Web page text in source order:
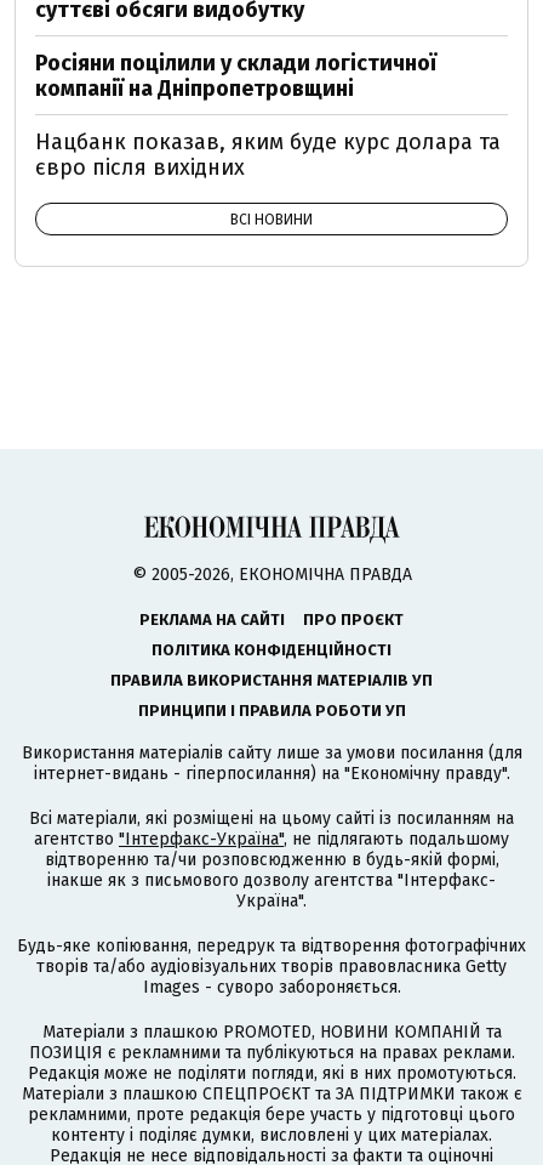
суттєві обсяги видобутку
Росіяни поцілили у склади логістичної
компанії на Дніпропетровщині
Нацбанк показав, яким буде курс долара та
євро після вихідних
ВСІ НОВИНИ
© 2005-2026, ЕКОНОМІЧНА ПРАВДА
РЕКЛАМА НА САЙТІ
ПРО ПРОЄКТ
ПОЛІТИКА КОНФІДЕНЦІЙНОСТІ
ПРАВИЛА ВИКОРИСТАННЯ МАТЕРІАЛІВ УП
ПРИНЦИПИ І ПРАВИЛА РОБОТИ УП
Використання матеріалів сайту лише за умови посилання (для
інтернет-видань - гіперпосилання) на "Економічну правду".
Всі матеріали, які розміщені на цьому сайті із посиланням на
агентство "Інтерфакс-Україна", не підлягають подальшому
відтворенню та/чи розповсюдженню в будь-якій формі,
інакше як з письмового дозволу агентства "Інтерфакс-
Україна".
Будь-яке копіювання, передрук та відтворення фотографічних
творів та/або аудіовізуальних творів правовласника Getty
Images - суворо забороняється.
Матеріали з плашкою PROMOTED, НОВИНИ КОМПАНІЙ та
ПОЗИЦІЯ є рекламними та публікуються на правах реклами.
Редакція може не поділяти погляди, які в них промотуються.
Матеріали з плашкою СПЕЦПРОЄКТ та ЗА ПІДТРИМКИ також є
рекламними, проте редакція бере участь у підготовці цього
контенту і поділяє думки, висловлені у цих матеріалах.
Редакція не несе відповідальності за факти та оціночні